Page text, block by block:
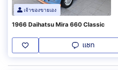
เจ้าของขายเอง
1966 Daihatsu Mira 660 Classic
แชท